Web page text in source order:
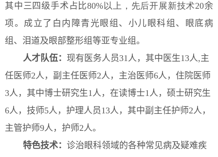
其中三四级手术占比80%以上，先后开展新技术20余
项。成立了白内障青光眼组、小儿眼科组、眼底病
组、泪道及眼部整形组等亚专业组。
人才队伍： 现有医务人员31人，其中医生13人,主
任医师2人，副主任医师2人，主治医师6人，住院医师
3人，其中博士研究生1人，在读博士1人，硕士研究生
6人，技师5人，护理人员13人，其中副主任护师2人，
主管护师9人，护师2人。
特色技术：诊治眼科领域的各种常见病及疑难疾